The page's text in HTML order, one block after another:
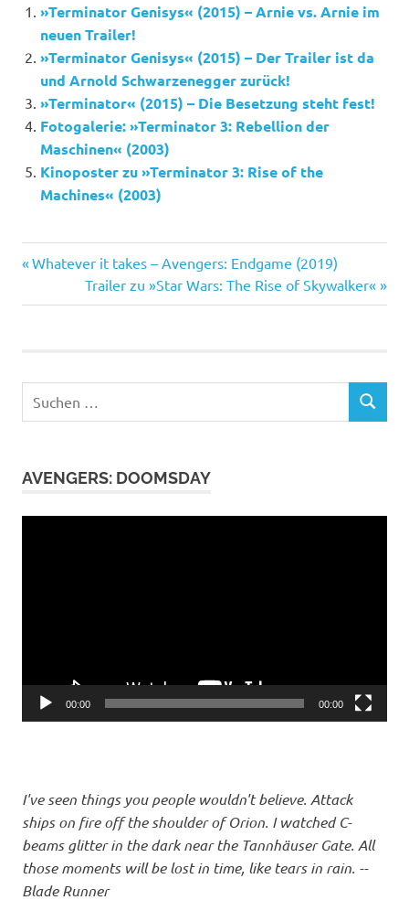
»Terminator Genisys« (2015) – Arnie vs. Arnie im
neuen Trailer!
»Terminator Genisys« (2015) – Der Trailer ist da
und Arnold Schwarzenegger zurück!
»Terminator« (2015) – Die Besetzung steht fest!
Fotogalerie: »Terminator 3: Rebellion der
Maschinen« (2003)
Kinoposter zu »Terminator 3: Rise of the
Machines« (2003)
Arnold
Schwarzenegger
David
James
Cameron
Mackenzie
Beitragsnavigation
Vorheriger
Whatever it takes – Avengers: Endgame (2019)
Nächster
Beitrag:
Trailer zu »Star Wars: The Rise of Skywalker«
Suchen
SUCHEN
AVENGERS: DOOMSDAY
00:00 00:00
I've seen things you people wouldn't believe. Attack
ships on fire off the shoulder of Orion. I watched C-
beams glitter in the dark near the Tannhäuser Gate. All
those moments will be lost in time, like tears in rain. --
Blade Runner